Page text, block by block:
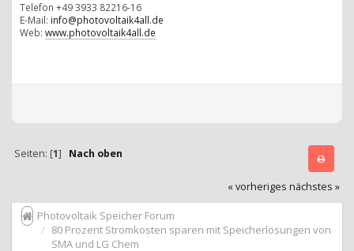
Telefon +49 3933 82216-16
E-Mail: info@photovoltaik4all.de
Web: www.photovoltaik4all.de
Seiten: [1] Nach oben
« vorheriges nächstes »
Photovoltaik Speicher Forum
80 Prozent Stromkosten sparen mit Speicherlösungen von
SMA und LG Chem